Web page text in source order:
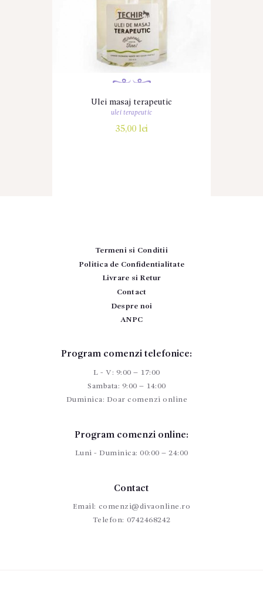
Ulei masaj terapeutic
ulei terapeutic
35,00 lei
Termeni si Conditii
Politica de Confidentialitate
Livrare si Retur
Contact
Despre noi
ANPC
Program comenzi telefonice:
L - V: 9:00 – 17:00
Sambata: 9:00 – 14:00
Duminica: Doar comenzi online
Program comenzi online:
Luni - Duminica: 00:00 – 24:00
Contact
Email: comenzi@divaonline.ro
Telefon: 0742468242